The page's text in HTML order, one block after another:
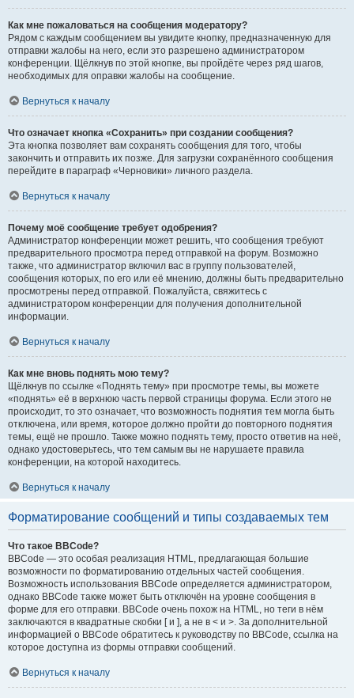
Как мне пожаловаться на сообщения модератору?
Рядом с каждым сообщением вы увидите кнопку, предназначенную для
отправки жалобы на него, если это разрешено администратором
конференции. Щёлкнув по этой кнопке, вы пройдёте через ряд шагов,
необходимых для оправки жалобы на сообщение.
Вернуться к началу
Что означает кнопка «Сохранить» при создании сообщения?
Эта кнопка позволяет вам сохранять сообщения для того, чтобы
закончить и отправить их позже. Для загрузки сохранённого сообщения
перейдите в параграф «Черновики» личного раздела.
Вернуться к началу
Почему моё сообщение требует одобрения?
Администратор конференции может решить, что сообщения требуют
предварительного просмотра перед отправкой на форум. Возможно
также, что администратор включил вас в группу пользователей,
сообщения которых, по его или её мнению, должны быть предварительно
просмотрены перед отправкой. Пожалуйста, свяжитесь с
администратором конференции для получения дополнительной
информации.
Вернуться к началу
Как мне вновь поднять мою тему?
Щёлкнув по ссылке «Поднять тему» при просмотре темы, вы можете
«поднять» её в верхнюю часть первой страницы форума. Если этого не
происходит, то это означает, что возможность поднятия тем могла быть
отключена, или время, которое должно пройти до повторного поднятия
темы, ещё не прошло. Также можно поднять тему, просто ответив на неё,
однако удостоверьтесь, что тем самым вы не нарушаете правила
конференции, на которой находитесь.
Вернуться к началу
Форматирование сообщений и типы создаваемых тем
Что такое BBCode?
BBCode — это особая реализация HTML, предлагающая большие
возможности по форматированию отдельных частей сообщения.
Возможность использования BBCode определяется администратором,
однако BBCode также может быть отключён на уровне сообщения в
форме для его отправки. BBCode очень похож на HTML, но теги в нём
заключаются в квадратные скобки [ и ], а не в < и >. За дополнительной
информацией о BBCode обратитесь к руководству по BBCode, ссылка на
которое доступна из формы отправки сообщений.
Вернуться к началу